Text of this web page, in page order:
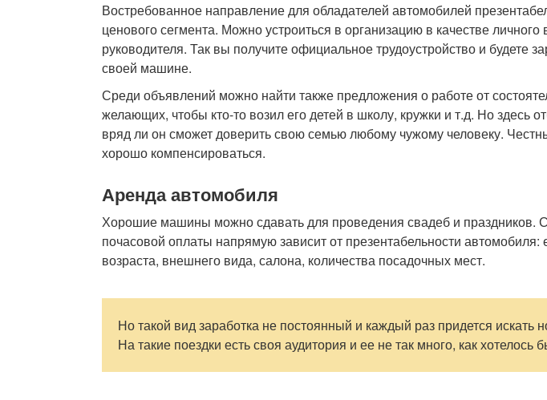
Востребованное направление для обладателей автомобилей
ценового сегмента. Можно устроиться в организацию в качестве личного
руководителя. Так вы получите официальное трудоустройство и будете
своей машине.
Среди объявлений можно найти также предложения о работе от
желающих, чтобы кто-то возил его детей в школу, кружки и т.д. Но здесь
вряд ли он сможет доверить свою семью любому чужому человеку.
хорошо компенсироваться.
Аренда автомобиля
Хорошие машины можно сдавать для проведения свадеб и праздников.
почасовой оплаты напрямую зависит от презентабельности автомобиля:
возраста, внешнего вида, салона, количества посадочных мест.
Но такой вид заработка не постоянный и каждый раз придется искать
На такие поездки есть своя аудитория и ее не так много, как хотелось